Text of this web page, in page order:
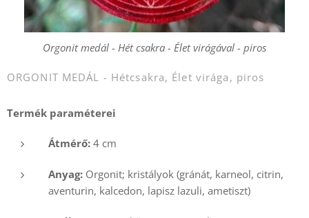
Orgonit medál - Hét csakra - Élet virágával - piros
ORGONIT MEDÁL - Hétcsakra, Élet virága, piros
Termék paraméterei
Átmérő: 4 cm
Anyag: Orgonit; kristályok (gránát, karneol, citrin,
aventurin, kalcedon, lapisz lazuli, ametiszt)